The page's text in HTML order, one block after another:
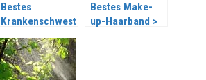
Bestes
Krankenschwest
erzubehör 2026
Bestes Make-
up-Haarband >